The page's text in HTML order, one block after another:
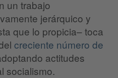
un trabajo
jerárquico y
que lo propicia– toca
creciente número de
actitudes
socialismo.